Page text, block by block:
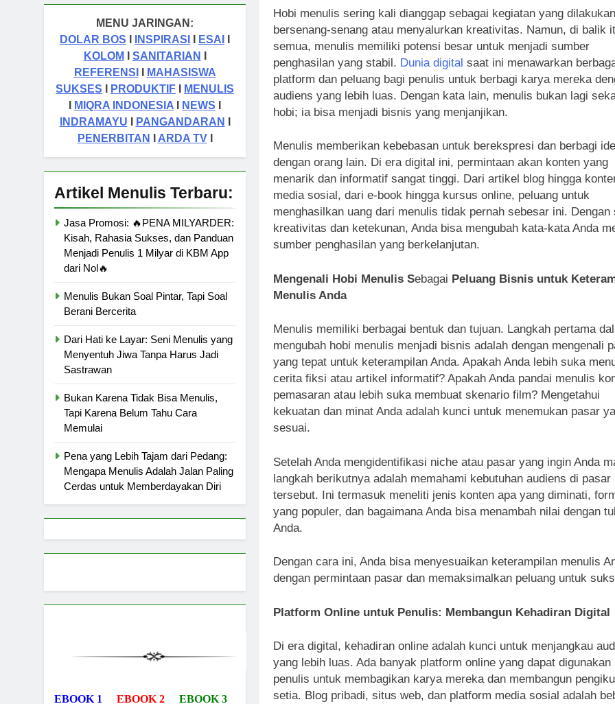
MENU JARINGAN:
DOLAR BOS
INSPIRASI ESAI
KOLOM
SANITARIAN
REFERENSI
MAHASISWA
SUKSES
PRODUKTIF
MENULIS
MIQRA INDONESIA NEWS
INDRAMAYU
PANGANDARAN
PENERBITAN
ARDA TVI
Artikel Menulis Terbaru:
Jasa Promosi: 🔥PENA MILYARDER:
Kisah, Rahasia Sukses, dan Panduan
Menjadi Penulis 1 Milyar di KBM App
dari Nol🔥
Menulis Bukan Soal Pintar, Tapi Soal
Berani Bercerita
Dari Hati ke Layar: Seni Menulis yang
Menyentuh Jiwa Tanpa Harus Jadi
Sastrawan
Bukan Karena Tidak Bisa Menulis,
Tapi Karena Belum Tahu Cara
Memulai
Pena yang Lebih Tajam dari Pedang:
Mengapa Menulis Adalah Jalan Paling
Cerdas untuk Memberdayakan Diri
EBOOK 1 EBOOK 2 EBOOK 3
Hobi menulis sering kali dianggap sebagai kegiatan yang
bersenang-senang atau menyalurkan kreativitas. Namun, di balik
semua, menulis memiliki potensi besar untuk menjadi sumber
penghasilan yang stabil. Dunia digital saat ini menawarkan
platform dan peluang bagi penulis untuk berbagi karya mereka
audiens yang lebih luas. Dengan kata lain, menulis bukan lagi
hobi; ia bisa menjadi bisnis yang menjanjikan.
Menulis memberikan kebebasan untuk berekspresi dan berbagi ide
dengan orang lain. Di era digital ini, permintaan akan konten yang
menarik dan informatif sangat tinggi. Dari artikel blog hingga
media sosial, dari e-book hingga kursus online, peluang untuk
menghasilkan uang dari menulis tidak pernah sebesar ini. Dengan
kreativitas dan ketekunan, Anda bisa mengubah kata-kata Anda
sumber penghasilan yang berkelanjutan.
Mengenali Hobi Menulis Sebagai Peluang Bisnis untuk
Menulis Anda
Menulis memiliki berbagai bentuk dan tujuan. Langkah pertama
mengubah hobi menulis menjadi bisnis adalah dengan mengenali
yang tepat untuk keterampilan Anda. Apakah Anda lebih suka
cerita fiksi atau artikel informatif? Apakah Anda pandai menulis
pemasaran atau lebih suka membuat skenario film? Mengetahui
kekuatan dan minat Anda adalah kunci untuk menemukan pasar
sesuai.
Setelah Anda mengidentifikasi niche atau pasar yang ingin Anda
langkah berikutnya adalah memahami kebutuhan audiens di pasar
tersebut. Ini termasuk meneliti jenis konten apa yang diminati,
yang populer, dan bagaimana Anda bisa menambah nilai dengan
Anda.
Dengan cara ini, Anda bisa menyesuaikan keterampilan menulis
dengan permintaan pasar dan memaksimalkan peluang untuk
Platform Online untuk Penulis: Membangun Kehadiran Digital
Di era digital, kehadiran online adalah kunci untuk menjangkau
yang lebih luas. Ada banyak platform online yang dapat digunakan
penulis untuk membagikan karya mereka dan membangun
setia. Blog pribadi, situs web, dan platform media sosial adalah